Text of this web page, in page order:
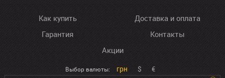
Как купить
Доставка и оплата
Гарантия
Контакты
Акции
Выбор валюты: грн $ €